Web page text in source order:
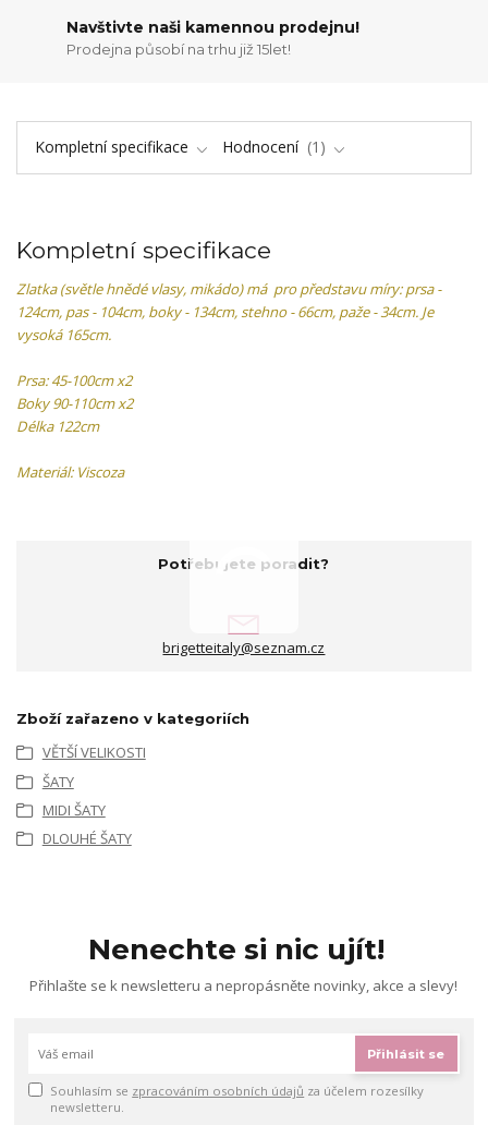
Navštivte naši kamennou prodejnu!
Prodejna působí na trhu již 15let!
Kompletní specifikace Hodnocení 1
Kompletní specifikace
Zlatka (světle hnědé vlasy, mikádo) má pro představu míry: prsa -
124cm, pas - 104cm, boky - 134cm, stehno - 66cm, paže - 34cm. Je
vysoká 165cm.
Prsa: 45-100cm x2
Boky 90-110cm x2
Délka 122cm
Materiál: Viscoza
Potřebujete poradit?
brigetteitaly@seznam.cz
Zboží zařazeno v kategoriích
VĚTŠÍ VELIKOSTI
ŠATY
MIDI ŠATY
DLOUHÉ ŠATY
Nenechte si nic ujít!
Přihlašte se k newsletteru a nepropásněte novinky, akce a slevy!
Přihlásit se
Souhlasím se zpracováním osobních údajů za účelem rozesílky
newsletteru.